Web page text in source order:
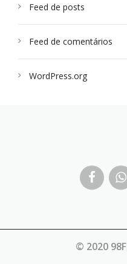
Feed de posts
Feed de comentários
WordPress.org
© 2020